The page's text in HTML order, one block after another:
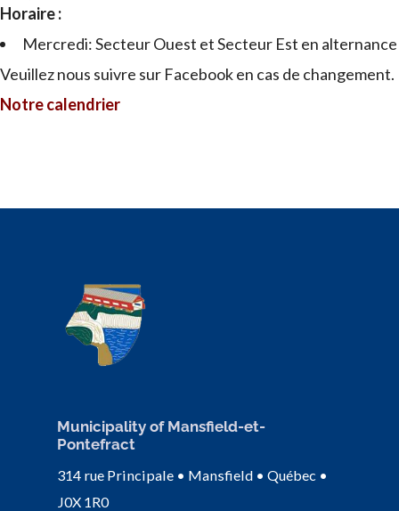
Horaire :
Mercredi: Secteur Ouest et Secteur Est en alternance
Veuillez nous suivre sur Facebook en cas de changement.
Notre calendrier
Municipality of Mansfield-et-
Pontefract
314 rue Principale • Mansfield • Québec •
J0X 1R0